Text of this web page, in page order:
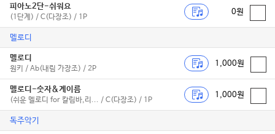
피아노2단-쉬워요
(1단계) / C(다장조) / 1P
0원
멜로디
멜로디
원키 / Ab(내림 가장조) / 2P
1,000원
멜로디-숫자&계이름
(쉬운 멜로디 for 칼림바,리... / C(다장조) / 1P
1,000원
독주악기